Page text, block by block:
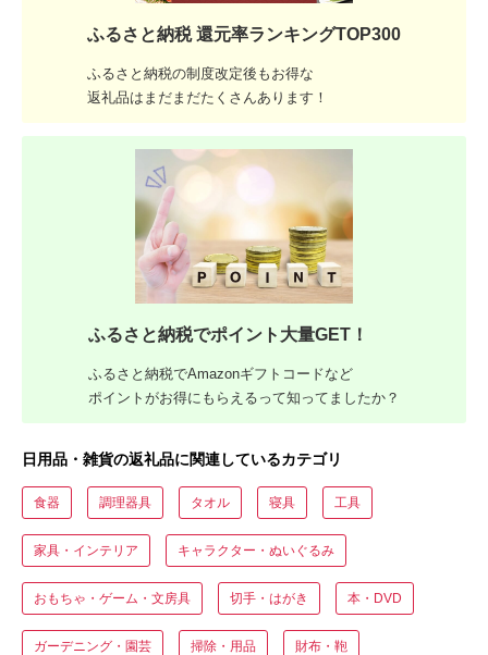
ふるさと納税 還元率ランキングTOP300
ふるさと納税の制度改定後もお得な
返礼品はまだまだたくさんあります！
ふるさと納税でポイント大量GET！
ふるさと納税でAmazonギフトコードなど
ポイントがお得にもらえるって知ってましたか？
日用品・雑貨の返礼品に関連しているカテゴリ
食器 調理器具 タオル 寝具 工具
家具・インテリア キャラクター・ぬいぐるみ
おもちゃ・ゲーム・文房具 切手・はがき 本・DVD
ガーデニング・園芸 掃除・用品 財布・鞄